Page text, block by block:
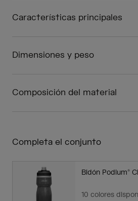
Características principales
Dimensiones y peso
Composición del material
Completa el conjunto
Bidón Podium®
10 colores